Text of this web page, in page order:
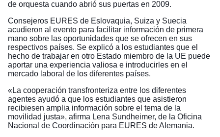
de orquesta cuando abrió sus puertas en 2009.
Consejeros EURES de Eslovaquia, Suiza y Suecia
acudieron al evento para facilitar información de primera
mano sobre las oportunidades que se ofrecen en sus
respectivos países. Se explicó a los estudiantes que el
hecho de trabajar en otro Estado miembro de la UE puede
aportar una experiencia valiosa e introducirles en el
mercado laboral de los diferentes países.
«La cooperación transfronteriza entre los diferentes
agentes ayudó a que los estudiantes que asistieron
recibiesen amplia información sobre el tema de la
movilidad justa», afirma Lena Sundheimer, de la Oficina
Nacional de Coordinación para EURES de Alemania.